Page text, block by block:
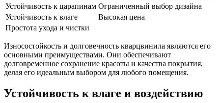
Устойчивость к царапинам Ограниченный выбор дизайна
Устойчивость к влаге
Высокая цена
Простота ухода и чистки
Износостойкость и долговечность кварцвинила являются его
основными преимуществами. Они обеспечивают
долговременное сохранение красоты и качества покрытия,
делая его идеальным выбором для любого помещения.
Устойчивость к влаге и воздействию